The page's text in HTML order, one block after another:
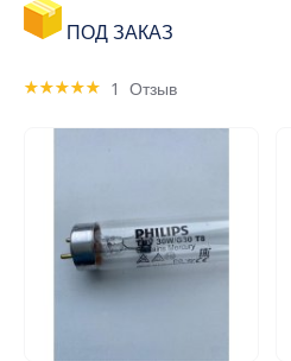
ПОД ЗАКАЗ
Rating:
1 Отзыв